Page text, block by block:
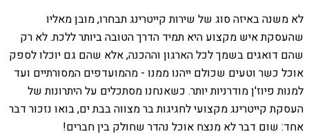
לא משנה באיזה סוג של שירות קייטרינג תבחרו, מובן מאליו
שהעסקת איש מקצוע היא תמיד הדרך הטובה ביותר ללכת. לא רק
שהם דואגים בשמך לכל הארגון וההכנה, אלא שהם גם יוכלו לספק
אוכל כשר וטעים שכולם ייהנו ממנו - מהמועדפים המסורתיים ועד
למנות פיוז'ן מודרניות יותר. כשאנחנו מסתכלים על היתרונות של
העסקת קייטרינג מקצועי לחגיגות בר מצווה בבת ים, בואו נזכור דבר
אחד: שום דבר לא מנצח אוכל נהדר שחולק בין חברים!